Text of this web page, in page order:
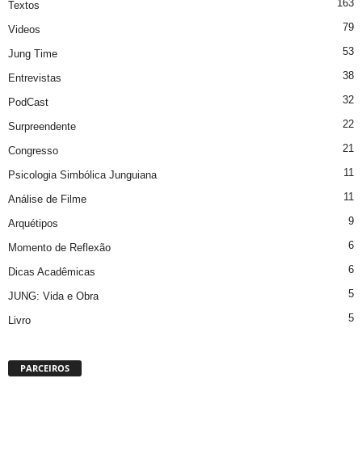
Textos 163
Videos 79
Jung Time 53
Entrevistas 38
PodCast 32
Surpreendente 22
Congresso 21
Psicologia Simbólica Junguiana 11
Análise de Filme 11
Arquétipos 9
Momento de Reflexão 6
Dicas Acadêmicas 6
JUNG: Vida e Obra 5
Livro 5
PARCEIROS